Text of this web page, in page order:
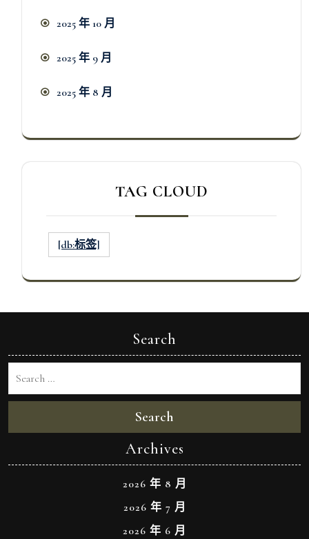
2025 年 10 月
2025 年 9 月
2025 年 8 月
TAG CLOUD
[db:标签]
Search
Search
Archives
2026 年 8 月
2026 年 7 月
2026 年 6 月